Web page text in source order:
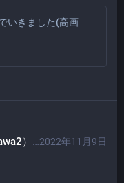
いきました(高画
2022年11月9日
）